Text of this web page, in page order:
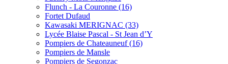
Flunch - La Couronne (16)
Fortet Dufaud
Kawasaki MERIGNAC (33)
Lycée Blaise Pascal - St Jean d’Y
Pompiers de Chateauneuf (16)
Pompiers de Mansle
Pompiers de Segonzac